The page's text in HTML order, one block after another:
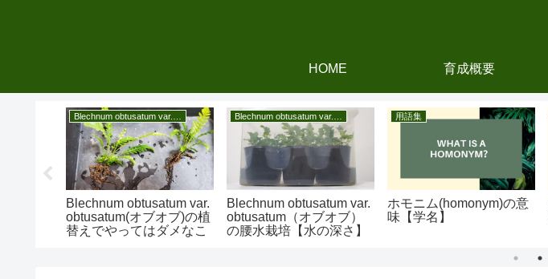
HOME 育成概要
Blechnum obtusatum var.
obtusatum(オブオブ)の植
替えでやってはダメなこ
Blechnum obtusatum var.
obtusatum（オブオブ）
の腰水栽培【水の深さ】
用語集
ホモニム(homonym)の意
味【学名】